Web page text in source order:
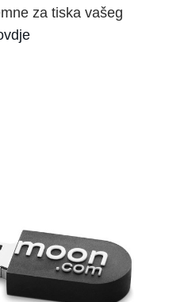
za tiska vašeg